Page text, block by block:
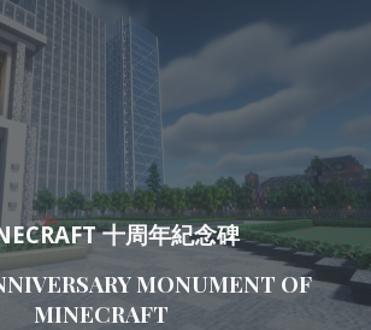
十周年紀念碑
MONUMENT OF
MINECRAFT